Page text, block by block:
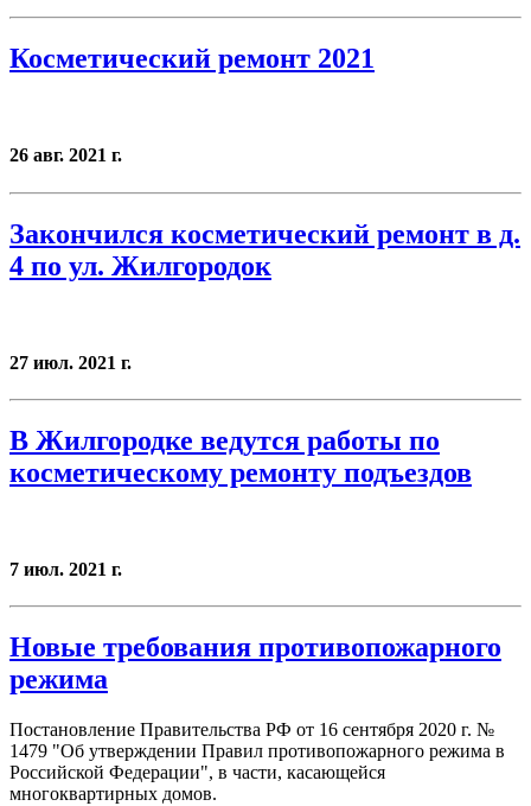
Косметический ремонт 2021
26 авг. 2021 г.
Закончился косметический ремонт в д.
4 по ул. Жилгородок
27 июл. 2021 г.
В Жилгородке ведутся работы по
косметическому ремонту подъездов
7 июл. 2021 г.
Новые требования противопожарного
режима
Постановление Правительства РФ от 16 сентября 2020 г. №
1479 "Об утверждении Правил противопожарного режима в
Российской Федерации", в части, касающейся
многоквартирных домов.